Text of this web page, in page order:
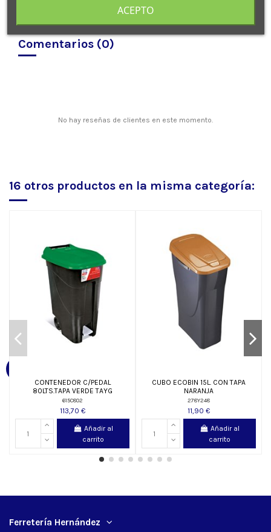
Comentarios (0)
No hay reseñas de clientes en este momento.
16 otros productos en la misma categoría:
CONTENEDOR C/PEDAL
80LTS.TAPA VERDE TAYG
615C802
113,70 €
Añadir al
carrito
CUBO ECOBIN 15L. CON TAPA
NARANJA
278Y248
11,90 €
Añadir al
carrito
Ferretería Hernández
ACEPTO